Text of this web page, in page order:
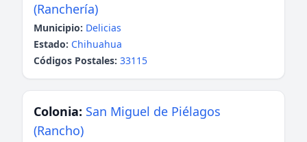
(Ranchería)
Municipio: Delicias
Estado: Chihuahua
Códigos Postales: 33115
Colonia: San Miguel de Piélagos
(Rancho)